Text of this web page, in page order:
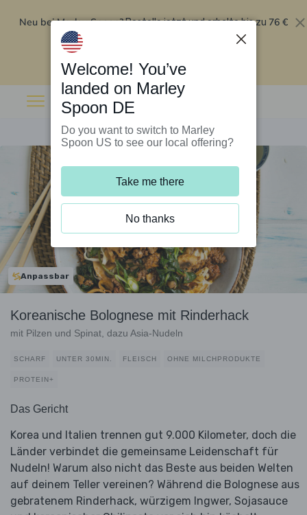
Neu bei Marley Spoon?Bestelle jetzt und erhalte bis zu 76 €
Rabatt auf deine ersten fünf Boxen
Anpassbar
Koreanische Bolognese mit Rinderhack
mit Pilzen und Spinat, dazu Asia-Nudeln
SCHARF UNTER 30MIN. FLEISCH OHNE MILCHPRODUKTE
PROTEIN+
Das Gericht
Korea und Italien trennen gut 9.000 Kilometer, doch die
Länder verbindet die gemeinsame Leidenschaft für
Nudeln! Warum also nicht das Beste aus beiden Welten
auf deinem Teller vereinen? Während die Bolognese aus
gebratenem Rinderhack, würzigem Ingwer, Sojasauce
Welcome! You’ve
landed on Marley
Spoon DE
Do you want to switch to Marley
Spoon US to see our local offering?
Take me there
No thanks